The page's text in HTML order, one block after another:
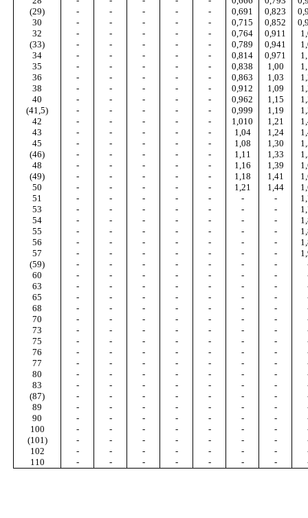
(29)
- - - - - 0,691 0,823
30
- - - - - 0,715 0,852
32
- - - - - 0,764 0,911
(33)
- - - - - 0,789 0,941
34
- - - - - 0,814 0,971
35
- - - - - 0,838 1,00
36
- - - - - 0,863 1,03
38
- - - - - 0,912 1,09
40
- - - - - 0,962 1,15
(41,5)
- - - - - 0,999 1,19
42
- - - - - 1,010 1,21
43
- - - - - 1,04 1,24
45
- - - - - 1,08 1,30
(46)
- - - - - 1,11 1,33
48
- - - - - 1,16 1,39
(49)
- - - - - 1,18 1,41
50
- - - - - 1,21 1,44
51
- - - - - - -
53
- - - - - - -
54
- - - - - - -
55
- - - - - - -
56
- - - - - - -
57
- - - - - - -
(59)
- - - - - - -
60
- - - - - - -
63
- - - - - - -
65
- - - - - - -
68
- - - - - - -
70
- - - - - - -
73
- - - - - - -
75
- - - - - - -
76
- - - - - - -
77
- - - - - - -
80
- - - - - - -
83
- - - - - - -
(87)
- - - - - - -
89
- - - - - - -
90
- - - - - - -
100
- - - - - - -
(101)
- - - - - - -
102
- - - - - - -
110
- - - - - - -